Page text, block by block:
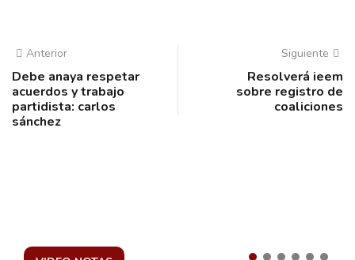
Anterior
Debe anaya respetar
acuerdos y trabajo
partidista: carlos
sánchez
Siguiente
Resolverá ieem
sobre registro de
coaliciones